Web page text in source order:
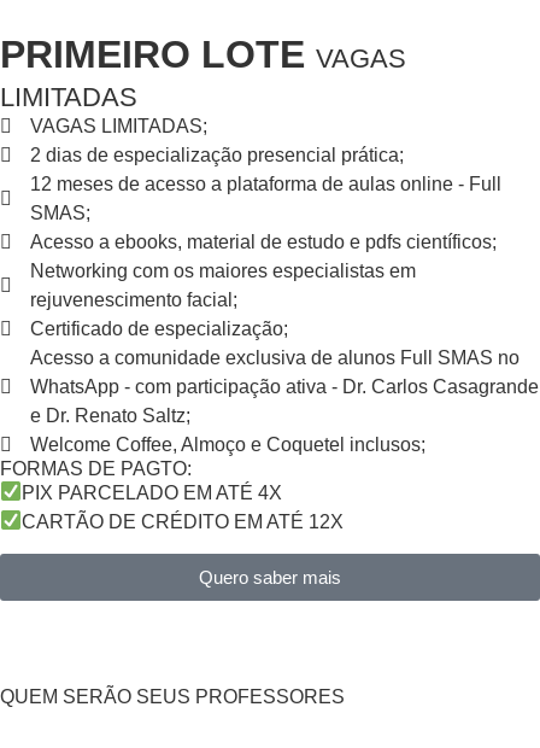
PRIMEIRO LOTE VAGAS
LIMITADAS
VAGAS LIMITADAS;
2 dias de especialização presencial prática;
12 meses de acesso a plataforma de aulas online - Full
SMAS;
Acesso a ebooks, material de estudo e pdfs científicos;
Networking com os maiores especialistas em
rejuvenescimento facial;
Certificado de especialização;
Acesso a comunidade exclusiva de alunos Full SMAS no
WhatsApp - com participação ativa - Dr. Carlos Casagrande
e Dr. Renato Saltz;
Welcome Coffee, Almoço e Coquetel inclusos;
FORMAS DE PAGTO:
PIX PARCELADO EM ATÉ 4X
CARTÃO DE CRÉDITO EM ATÉ 12X
Quero saber mais
QUEM SERÃO SEUS PROFESSORES